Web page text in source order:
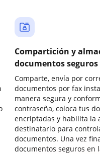
Compartición y
documentos seguros
Comparte, envía por
documentos por fax
manera segura y
contraseña, coloca tus
encriptadas y habilita la
destinatario para
documentos. Una vez
documentos seguros en